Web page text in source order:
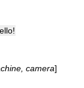
camera]